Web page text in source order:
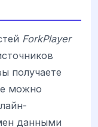
ForkPlayer
получаете
можно
данными